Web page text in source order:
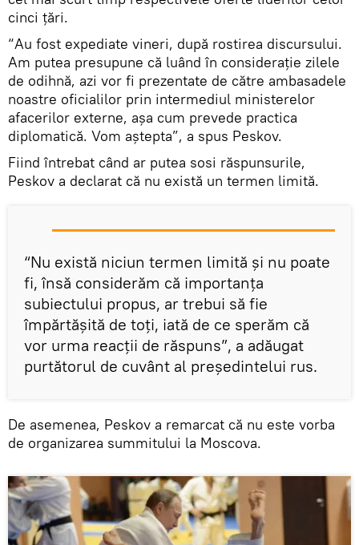
cinci țări.
“Au fost expediate vineri, după rostirea discursului.
Am putea presupune că luând în considerație zilele
de odihnă, azi vor fi prezentate de către ambasadele
noastre oficialilor prin intermediul ministerelor
afacerilor externe, așa cum prevede practica
diplomatică. Vom aștepta”, a spus Peskov.
Fiind întrebat când ar putea sosi răspunsurile,
Peskov a declarat că nu există un termen limită.
“Nu există niciun termen limită și nu poate
fi, însă considerăm că importanța
subiectului propus, ar trebui să fie
împărtășită de toți, iată de ce sperăm că
vor urma reacții de răspuns”, a adăugat
purtătorul de cuvânt al președintelui rus.
De asemenea, Peskov a remarcat că nu este vorba
de organizarea summitului la Moscova.